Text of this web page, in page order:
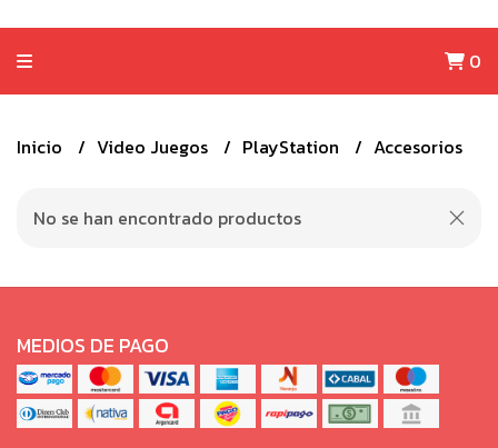
0
Inicio Video Juegos PlayStation Accesorios
No se han encontrado productos
MEDIOS DE PAGO